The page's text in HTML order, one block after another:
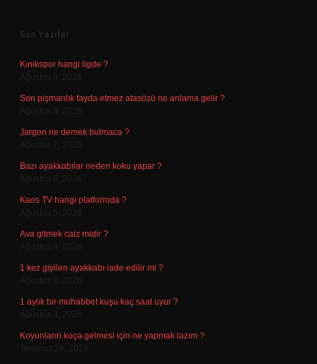
Son Yazılar
Kınıkspor hangi ligde ?
Ağustos 9, 2026
Son pişmanlık fayda etmez atasözü ne anlama gelir ?
Ağustos 8, 2026
Jargon ne demek bulmaca ?
Ağustos 7, 2026
Bazı ayakkabılar neden koku yapar ?
Ağustos 6, 2026
Kaos TV hangi platformda ?
Ağustos 5, 2026
Ava gitmek caiz midir ?
Ağustos 4, 2026
1 kez giyilen ayakkabı iade edilir mi ?
Ağustos 3, 2026
1 aylık bir muhabbet kuşu kaç saat uyur ?
Ağustos 3, 2026
Koyunların koça gelmesi için ne yapmak lazım ?
Temmuz 26, 2026